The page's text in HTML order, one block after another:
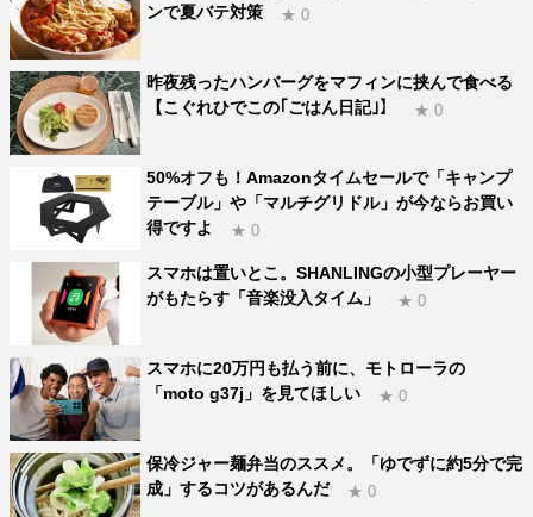
ンで夏バテ対策
★ 0
昨夜残ったハンバーグをマフィンに挟んで食べる
【こぐれひでこの｢ごはん日記｣】
★ 0
50%オフも！Amazonタイムセールで「キャンプ
テーブル」や「マルチグリドル」が今ならお買い
得ですよ
★ 0
スマホは置いとこ。SHANLINGの小型プレーヤー
がもたらす「音楽没入タイム」
★ 0
スマホに20万円も払う前に、モトローラの
「moto g37j」を見てほしい
★ 0
保冷ジャー麺弁当のススメ。「ゆでずに約5分で完
成」するコツがあるんだ
★ 0